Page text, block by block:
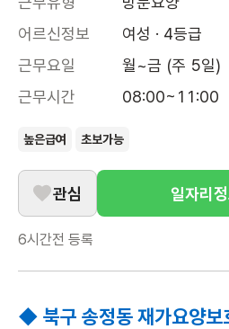
어르신정보
여성 · 4등급
근무요일
월~금 (주 5일)
근무시간
08:00~11:00
높은급여 초보가능
관심 일자리
6시간전 등록
◆ 북구 송정동 재가요양보